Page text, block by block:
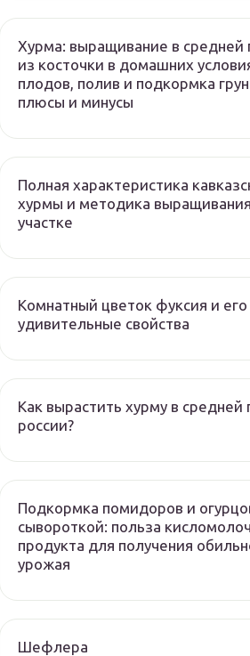
Хурма: выращивание в средней
из косточки в домашних
плодов, полив и подкормка
плюсы и минусы
Полная характеристика
хурмы и методика
участке
Комнатный цветок фуксия и его
удивительные свойства
Как вырастить хурму в средней
россии?
Подкормка помидоров и
сывороткой: польза
продукта для получения
урожая
Шефлера